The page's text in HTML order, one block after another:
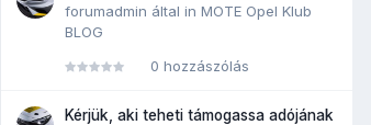
forumadmin által in MOTE Opel Klub
BLOG
0 hozzászólás
Kérjük, aki teheti támogassa adójának